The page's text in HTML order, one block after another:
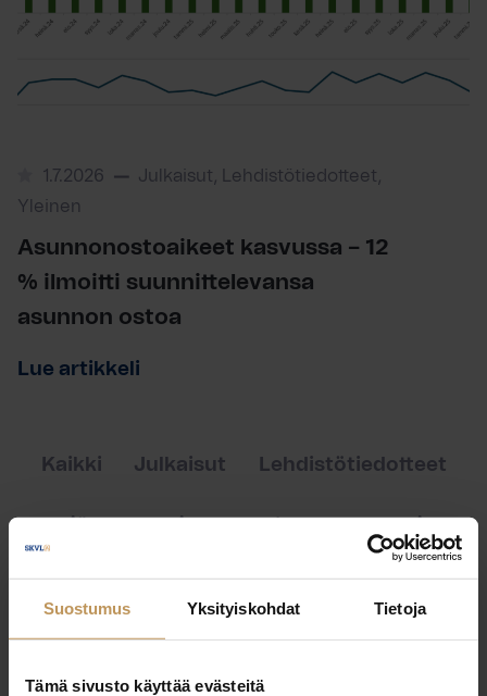
Suostumus Yksityiskohdat Tietoja
Tämä sivusto käyttää evästeitä
1.7.2026
Julkaisut, Lehdistötiedotteet,
Yleinen
Asunnonostoaikeet kasvussa – 12
% ilmoitti suunnittelevansa
asunnon ostoa
Lue artikkeli
Kaikki Julkaisut Lehdistötiedotteet